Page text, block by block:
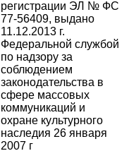
регистрации ЭЛ № ФС
77-56409, выдано
11.12.2013 г.
Федеральной службой
по надзору за
соблюдением
законодательства в
сфере массовых
коммуникаций и
охране культурного
наследия 26 января
2007 г